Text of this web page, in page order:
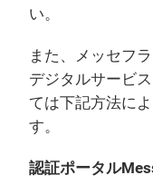
い。
また、メッセフ
デジタルサービ
ては下記方法に
す。
認証ポータル